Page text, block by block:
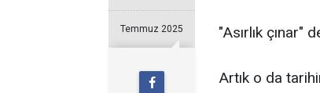
Temmuz 2025 "Asırlık çınar"
Artık o da